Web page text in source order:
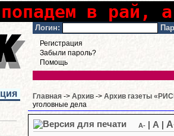
в рай,
Логин:
Регистрация
Забыли пароль?
Помощь
Главная -> Архив -> Архив газеты
уголовные дела
A- A